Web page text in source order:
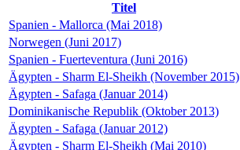
Titel
Spanien - Mallorca (Mai 2018)
Norwegen (Juni 2017)
Spanien - Fuerteventura (Juni 2016)
Ägypten - Sharm El-Sheikh (November 2015)
Ägypten - Safaga (Januar 2014)
Dominikanische Republik (Oktober 2013)
Ägypten - Safaga (Januar 2012)
Ägypten - Sharm El-Sheikh (Mai 2010)